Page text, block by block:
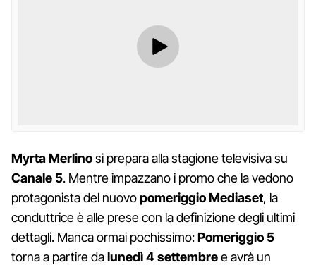
Myrta Merlinosi prepara alla stagione televisiva su
Canale 5. Mentre impazzano i promo che la vedono
protagonista del nuovopomeriggio Mediaset, la
conduttrice è alle prese con la definizione degli ultimi
dettagli. Manca ormai pochissimo:Pomeriggio 5
torna a partire dalunedì 4 settembree avrà un